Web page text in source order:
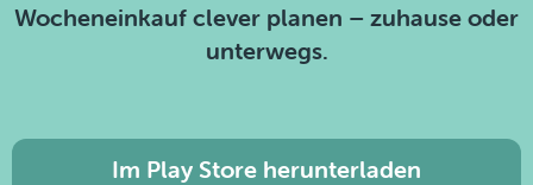
Wocheneinkauf clever planen – zuhause oder
unterwegs.
Im Play Store herunterladen